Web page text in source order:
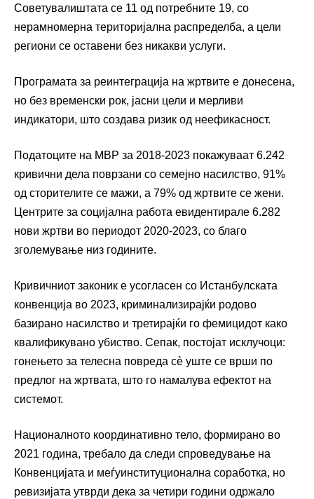
Советувалиштата се 11 од потребните 19, со
нерамномерна територијална распределба, а цели
региони се оставени без никакви услуги.
Програмата за реинтеграција на жртвите е донесена,
но без временски рок, јасни цели и мерливи
индикатори, што создава ризик од неефикасност.
Податоците на МВР за 2018-2023 покажуваат 6.242
кривични дела поврзани со семејно насилство, 91%
од сторителите се мажи, а 79% од жртвите се жени.
Центрите за социјална работа евидентирале 6.282
нови жртви во периодот 2020-2023, со благо
зголемување низ годините.
Кривичниот законик е усогласен со Истанбулската
конвенција во 2023, криминализирајќи родово
базирано насилство и третирајќи го фемицидот како
квалификувано убиство. Сепак, постојат исклучоци:
гонењето за телесна повреда сè уште се врши по
предлог на жртвата, што го намалува ефектот на
системот.
Националното координативно тело, формирано во
2021 година, требало да следи спроведување на
Конвенцијата и меѓуинституционална соработка, но
ревизијата утврди дека за четири години одржало